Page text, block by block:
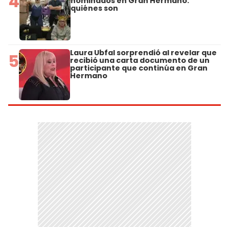
quiénes son
5 Laura Ubfal sorprendió al revelar que
recibió una carta documento de un
participante que continúa en Gran
Hermano